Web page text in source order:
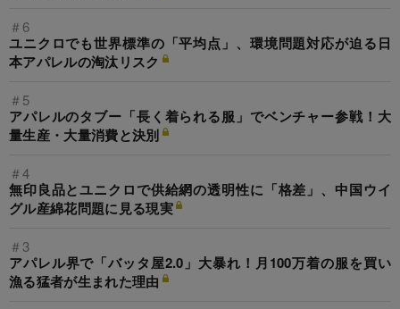
＃6
ユニクロでも世界標準の「平均点」、環境問題対応が迫る日
本アパレルの淘汰リスク
＃5
アパレルのタブー「長く着られる服」でベンチャー参戦！大
量生産・大量消費と決別
＃4
無印良品とユニクロで供給網の透明性に「格差」、中国ウイ
グル産綿花問題に見る現実
＃3
アパレル界で「バッタ屋2.0」大暴れ！月100万着の服を買い
漁る猛者が生まれた理由